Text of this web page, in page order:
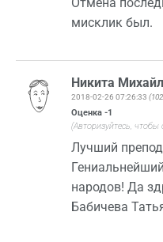
мисклик был.
Никита
2018-02-26 07:26:33
Оценка -1
(Авторизуйтесь, чтобы
Лучший
народов! Да
Бабичева